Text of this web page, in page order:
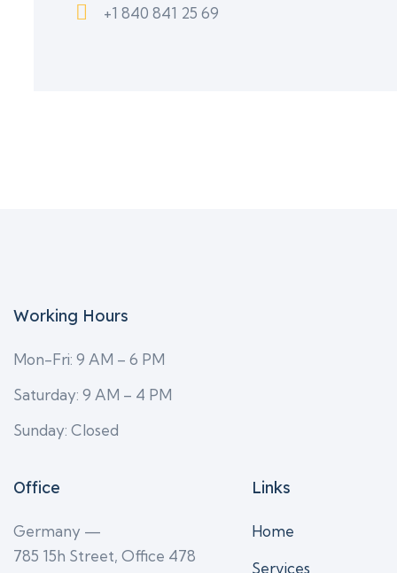
+1 840 841 25 69
Working Hours
Mon-Fri: 9 AM – 6 PM
Saturday: 9 AM – 4 PM
Sunday: Closed
Office
Germany —
785 15h Street, Office 478
Links
Home
Services